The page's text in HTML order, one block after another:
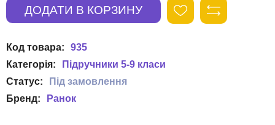
935
Підручники 5-9 класи
Ранок